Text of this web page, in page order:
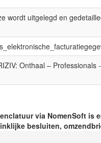
wordt uitgelegd en
Onthaal –
via NomenSoft is
besluiten,